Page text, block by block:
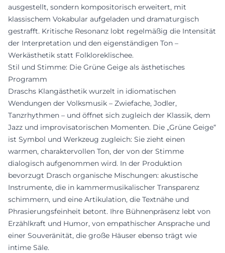
ausgestellt, sondern kompositorisch erweitert, mit
klassischem Vokabular aufgeladen und dramaturgisch
gestrafft. Kritische Resonanz lobt regelmäßig die Intensität
der Interpretation und den eigenständigen Ton –
Werkästhetik statt Folkloreklischee.
Stil und Stimme: Die Grüne Geige als ästhetisches
Programm
Draschs Klangästhetik wurzelt in idiomatischen
Wendungen der Volksmusik – Zwiefache, Jodler,
Tanzrhythmen – und öffnet sich zugleich der Klassik, dem
Jazz und improvisatorischen Momenten. Die „Grüne Geige“
ist Symbol und Werkzeug zugleich: Sie zieht einen
warmen, charaktervollen Ton, der von der Stimme
dialogisch aufgenommen wird. In der Produktion
bevorzugt Drasch organische Mischungen: akustische
Instrumente, die in kammermusikalischer Transparenz
schimmern, und eine Artikulation, die Textnähe und
Phrasierungsfeinheit betont. Ihre Bühnenpräsenz lebt von
Erzählkraft und Humor, von empathischer Ansprache und
einer Souveränität, die große Häuser ebenso trägt wie
intime Säle.